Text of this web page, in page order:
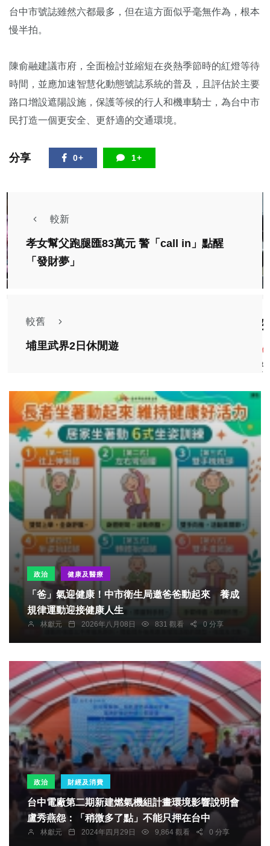
台中市號誌雖然六都最多，但在這方面似乎毫無作為，根本
慢半拍。
陳俞融建議市府，全面檢討並縮短在炎熱季節時的紅燈等待
時間，並應加速智慧化動態號誌系統的普及，且評估於主要
路口增設遮陽設施，保護等候的行人和機車騎士，為台中市
民打造一個更安全、更舒適的交通環境。
分享 0+ 1+
較新
孝女幫父跑腿匯83萬元 警「call in」點醒
「發財夢」
較舊
埔里武界2日休閒遊
政治 健康及醫療
「爸」氣迎健康！中市衛生局邀爸爸動起來 養成
規律運動迎接健康人生
林獻元 2026年八月08日 831 觀看 0 分享
政治 財經及消費
台中電廠第二期新建燃氣機組計畫環境影響說明會
盧秀燕怨：「稍微多了點」不能只押在台中
林獻元 2024年四月29日 9,864 觀看 0 分享